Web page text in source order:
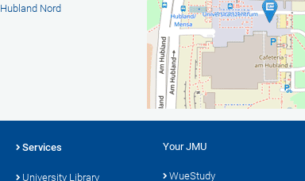
Hubland Nord
Services
University Library
Your JMU
WueStudy